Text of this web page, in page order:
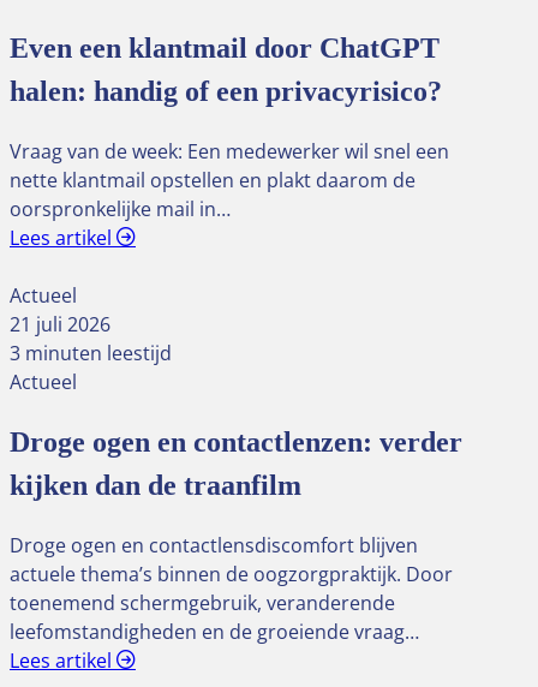
Even een klantmail door ChatGPT
halen: handig of een privacyrisico?
Vraag van de week: Een medewerker wil snel een
nette klantmail opstellen en plakt daarom de
oorspronkelijke mail in…
Lees artikel
Actueel
21 juli 2026
3 minuten leestijd
Actueel
Droge ogen en contactlenzen: verder
kijken dan de traanfilm
Droge ogen en contactlensdiscomfort blijven
actuele thema’s binnen de oogzorgpraktijk. Door
toenemend schermgebruik, veranderende
leefomstandigheden en de groeiende vraag…
Lees artikel